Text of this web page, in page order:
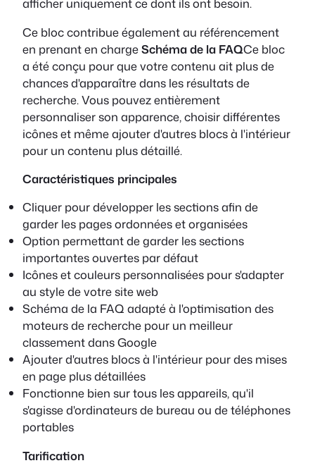
afficher uniquement ce dont ils ont besoin.
Ce bloc contribue également au référencement
en prenant en chargeSchéma de la FAQCe bloc
a été conçu pour que votre contenu ait plus de
chances d'apparaître dans les résultats de
recherche. Vous pouvez entièrement
personnaliser son apparence, choisir différentes
icônes et même ajouter d'autres blocs à l'intérieur
pour un contenu plus détaillé.
Caractéristiques principales
Cliquer pour développer les sections afin de
garder les pages ordonnées et organisées
Option permettant de garder les sections
importantes ouvertes par défaut
Icônes et couleurs personnalisées pour s'adapter
au style de votre site web
Schéma de la FAQ adapté à l'optimisation des
moteurs de recherche pour un meilleur
classement dans Google
Ajouter d'autres blocs à l'intérieur pour des mises
en page plus détaillées
Fonctionne bien sur tous les appareils, qu'il
s'agisse d'ordinateurs de bureau ou de téléphones
portables
Tarification